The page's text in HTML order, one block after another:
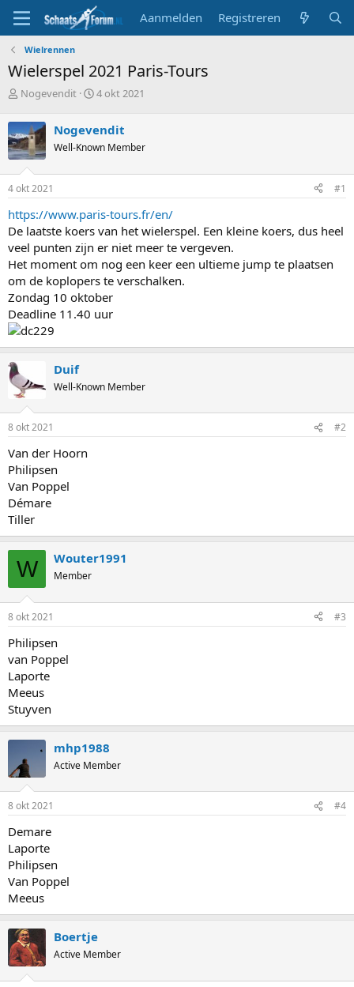
Aanmelden Registreren
Wielrennen
Wielerspel 2021 Paris-Tours
T
p
i
c
s
t
a
t
e
r
Nogevendit
S
r
t
a
m
4 okt 2021
Nogevendit
Well-Known Member
4 okt 2021 #1
https://www.paris-tours.fr/en/
De laatste koers van het wielerspel. Een kleine koers, dus heel
veel punten zijn er niet meer te vergeven.
Het moment om nog een keer een ultieme jump te plaatsen
om de koplopers te verschalken.
Zondag 10 oktober
Deadline 11.40 uur
Duif
Well-Known Member
8 okt 2021 #2
Van der Hoorn
Philipsen
Van Poppel
Démare
Tiller
W Wouter1991
Member
8 okt 2021 #3
Philipsen
van Poppel
Laporte
Meeus
Stuyven
mhp1988
Active Member
8 okt 2021 #4
Demare
Laporte
Philipsen
Van Poppel
Meeus
Boertje
Active Member